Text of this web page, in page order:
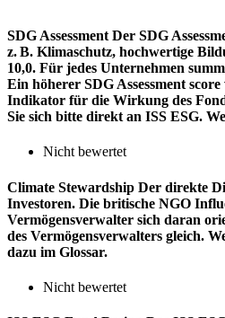
SDG Assessment Der SDG
z. B. Klimaschutz, hochwertige
10,0. Für jedes Unternehmen
Ein höherer SDG Assessment
Indikator für die Wirkung des
Sie sich bitte direkt an ISS ESG.
Nicht bewertet
Climate Stewardship Der direkte
Investoren. Die britische NGO
Vermögensverwalter sich daran
des Vermögensverwalters gleich.
dazu im Glossar.
Nicht bewertet